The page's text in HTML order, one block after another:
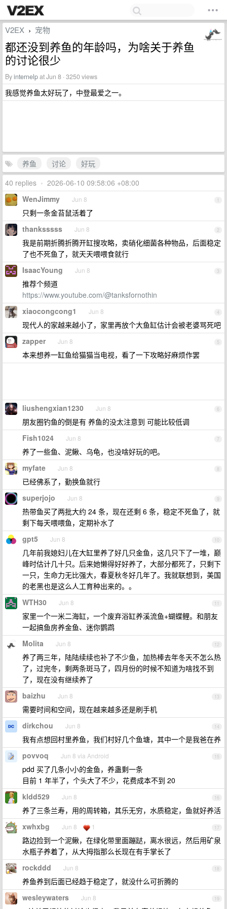
V2EX › 宠物
都还没到养鱼的年龄吗，为啥关于养鱼
的讨论很少
Byinternelpat Jun 8 · 3250 views
我感觉养鱼太好玩了，中登最爱之一。
养鱼 讨论
好玩
40 replies • 2026-06-10 09:58:06 +08:00
1
WenJimmy Jun 8
只剩一条金苔鼠活着了
2
thanksssss Jun 8
我是前期折腾折腾开缸搜攻略，卖硝化细菌各种物品，后面稳定
了也不死鱼了，就天天喂喂食就行
3
IsaacYoung Jun 8
推荐个频道
https://www.youtube.com/@tanksfornothin
4
xiaocongcong1 Jun 8
现代人的家越来越小了，家里再放个大鱼缸估计会被老婆骂死吧
5
zapper Jun 8
本来想养一缸鱼给猫猫当电视，看了一下攻略好麻烦作罢
6
liushengxian1230 Jun 8
朋友圈钓鱼的倒是有 养鱼的没太注意到 可能比较低调
7
Fish1024 Jun 8
养了一些鱼、泥鳅、乌龟，也没啥好玩的吧。
8
myfate Jun 8
已经佛系了，勤换鱼就行
9
superjojo Jun 8
热带鱼买了两批大约 24 条，现在还剩 6 条，稳定不死鱼了，就
剩下每天喂喂鱼，定期补水了
10
gpt5 Jun 8
几年前我媳妇儿在大缸里养了好几只金鱼，这几只下了一堆，巅
峰时估计几十只。后来她懒得好好养了，大部分都死了，只剩下
一只，生命力无比强大，春夏秋冬好几年了。我就联想到，美国
的老黑也是这么人工育种出来的。。
11
WTH30 Jun 8
家里一个一米二海缸，一个废弃浴缸养溪流鱼+蝴蝶鲤。和朋友
一起搞鱼房养金鱼、迷你鹦鹉
12
Molita Jun 8
养了两三年，陆陆续续也补了不少鱼，加热棒去年冬天不怎么热
了，过完冬，剩两条斑马了，四月份的时候不知道为啥找不到
了，现在没有继续养了
13
baizhu Jun 8
需要时间和空间，现在越来越多还是刷手机
14
dirkchou Jun 8
我有点想回村里养鱼，我们村好几个鱼塘，其中一个是我爸在养
15
povvoq Jun 8 via Android
pdd 买了几条小小的金鱼，养蛊剩一条
目前 1 年半了，个头大了不少，花费成本不到 20
16
kldd529 Jun 8
养了三条兰寿，用的周转箱，其乐无穷，水质稳定，鱼就好养活
17
xwhxbg Jun 8 1
路边捡到一个泥鳅，在绿化带里面蹦跶，离水很远，然后用矿泉
水瓶子养着了，从大拇指那么长现在有手掌长了
18
rockddd Jun 8
养鱼养到后面已经趋于稳定了，就没什么可折腾的
19
wesleywaters Jun 8